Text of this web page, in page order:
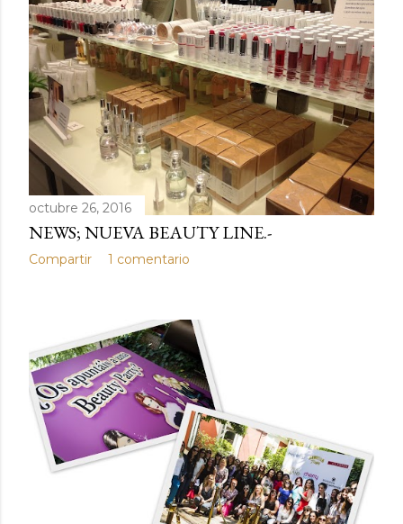
octubre 26, 2016
NEWS; NUEVA BEAUTY LINE.-
Compartir 1 comentario